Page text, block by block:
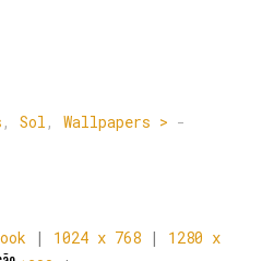
, Sol , Wallpapers > -
| 1024 x 768 | 1280 x